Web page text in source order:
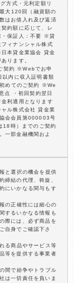
方式・元利定額リ
大120回（融資額の
はお借入れ及び返済
約額に応じて、レ
・保証人：不要 ※貸
ィナンシャル株式
本貸金業協会 貸金
ります。
契約 ※Webでお申
内に収入証明書類
めてのご契約 ※We
点 ・初回契約翌日
利適用となります
ャル株式会社 貸金業
会会員第000003号
18時）までのご契約
一部金融機関およ
と選択の機会を提供
締結の代理、斡旋、
にいかなる関与もす
の正確性には細心の
するいかなる情報も
際には、必ず商品を
自身でご確認下さ
る商品やサービス等
等を提供する事業者
間で紛争やトラブル
は一切責任を負いま